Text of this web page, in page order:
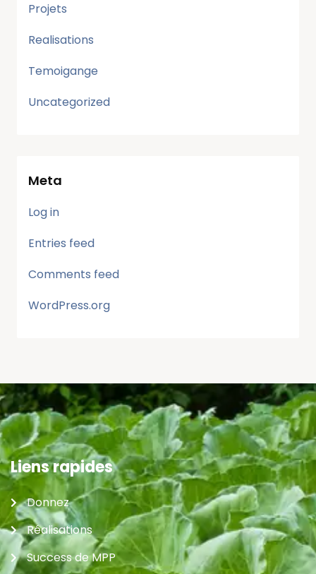
Projets
Realisations
Temoigange
Uncategorized
Meta
Log in
Entries feed
Comments feed
WordPress.org
Liens rapides
Donnez
Réalisations
Success de MPP